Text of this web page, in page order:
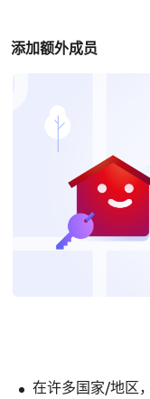
添加额外成员
在许多国家/地区，